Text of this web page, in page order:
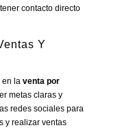
contacto directo
Y
en la venta por
metas claras y
redes sociales para
y realizar ventas